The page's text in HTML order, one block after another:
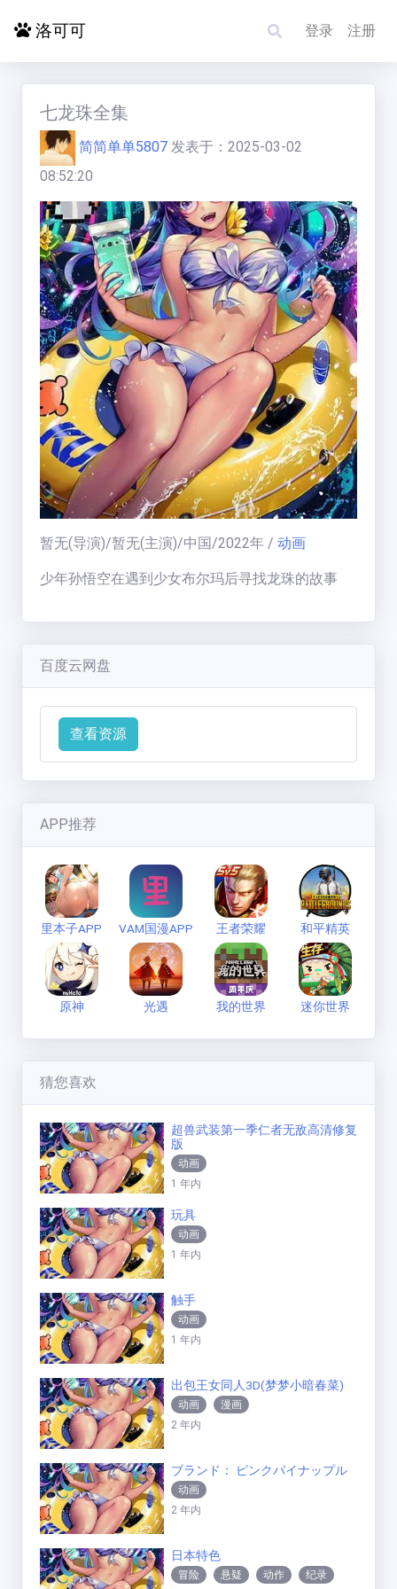
首页
探索更多
电影影单
洛赋头条
碰碰运气
求片/反馈
福利中心
免费在线电影
一周热门:
用户天梯榜
ikuni(7334分)
zhangjianjin23
秒传教程
联系方式
洛可可 登录 注册
七龙珠全集
简简单单5807 发表于： 2025-03-02
08:52:20
暂无(导演)/暂无(主演)/中国/2022年 / 动画
少年孙悟空在遇到少女布尔玛后寻找龙珠的故事
百度云网盘
查看资源
APP推荐
里本子APP VAM国漫APP 王者荣耀 和平精英
原神 光遇 我的世界 迷你世界
猜您喜欢
超兽武装第一季仁者无敌高清修复
版
动画
1 年内
玩具
动画
1 年内
触手
动画
1 年内
出包王女同人3D(梦梦小暗春菜)
动画
漫画
2 年内
ブランド： ピンクパイナップル
动画
2 年内
日本特色
冒险 悬疑 动作 纪录